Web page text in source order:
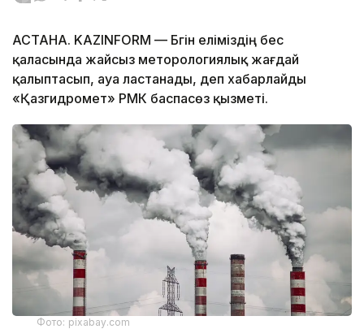
АСТАНА. KAZINFORM — Бүгін еліміздің бес
қаласында жайсыз меторологиялық жағдай
қалыптасып, ауа ластанады, деп хабарлайды
«Қазгидромет» РМК баспасөз қызметі.
Фото: pixabay.com